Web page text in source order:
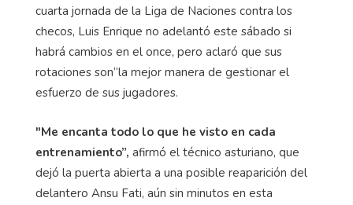
cuarta jornada de la Liga de Naciones contra los
checos, Luis Enrique no adelantó este sábado si
habrá cambios en el once, pero aclaró que sus
rotaciones son“la mejor manera de gestionar el
esfuerzo de sus jugadores.
"Me encanta todo lo que he visto en cada
entrenamiento”, afirmó el técnico asturiano, que
dejó la puerta abierta a una posible reaparición del
delantero Ansu Fati, aún sin minutos en esta